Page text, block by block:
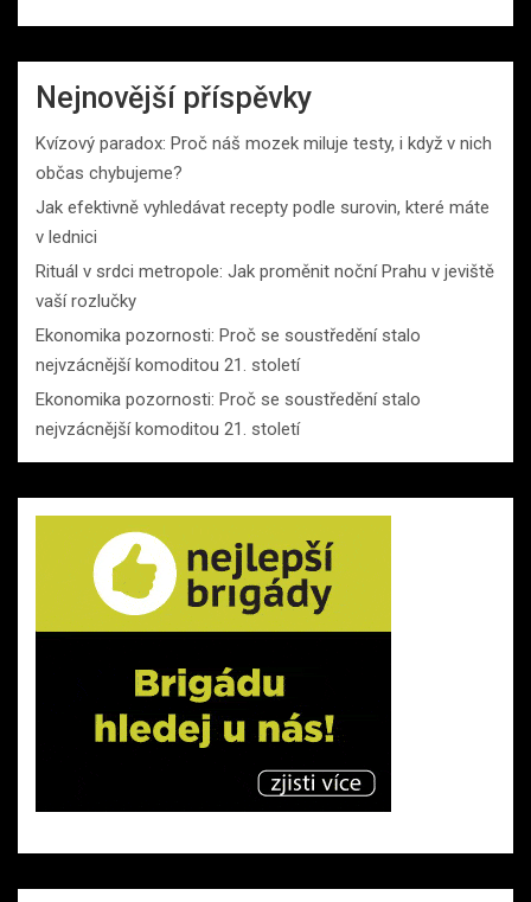
Nejnovější příspěvky
Kvízový paradox: Proč náš mozek miluje testy, i když v nich
občas chybujeme?
Jak efektivně vyhledávat recepty podle surovin, které máte
v lednici
Rituál v srdci metropole: Jak proměnit noční Prahu v jeviště
vaší rozlučky
Ekonomika pozornosti: Proč se soustředění stalo
nejvzácnější komoditou 21. století
Ekonomika pozornosti: Proč se soustředění stalo
nejvzácnější komoditou 21. století